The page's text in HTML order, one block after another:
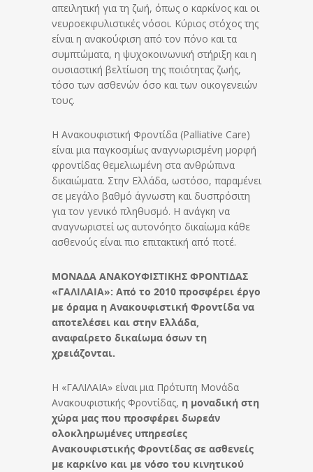
απειλητική για τη ζωή, όπως ο καρκίνος και οι
νευροεκφυλιστικές νόσοι. Κύριος στόχος της
είναι η ανακούφιση από τον πόνο και τα
συμπτώματα, η ψυχοκοινωνική στήριξη και η
ουσιαστική βελτίωση της ποιότητας ζωής,
τόσο των ασθενών όσο και των οικογενειών
τους.
Η Ανακουφιστική Φροντίδα (Palliative Care)
είναι μια παγκοσμίως αναγνωρισμένη μορφή
φροντίδας θεμελιωμένη στα ανθρώπινα
δικαιώματα. Στην Ελλάδα, ωστόσο, παραμένει
σε μεγάλο βαθμό άγνωστη και δυσπρόσιτη
για τον γενικό πληθυσμό. Η ανάγκη να
αναγνωριστεί ως αυτονόητο δικαίωμα κάθε
ασθενούς είναι πιο επιτακτική από ποτέ.
ΜΟΝΑΔΑ ΑΝΑΚΟΥΦΙΣΤΙΚΗΣ ΦΡΟΝΤΙΔΑΣ
«ΓΑΛΙΛΑΙΑ»: Από το 2010 προσφέρει έργο
με όραμα η Ανακουφιστική Φροντίδα να
αποτελέσει και στην Ελλάδα,
αναφαίρετο δικαίωμα όσων τη
χρειάζονται.
Η «ΓΑΛΙΛΑΙΑ» είναι μια Πρότυπη Μονάδα
Ανακουφιστικής Φροντίδας, η μοναδική στη
χώρα μας που προσφέρει δωρεάν
ολοκληρωμένες υπηρεσίες
Ανακουφιστικής Φροντίδας σε ασθενείς
με καρκίνο και με νόσο του κινητικού